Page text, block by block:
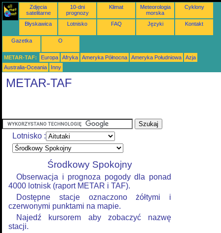
Zdjęcia
satelitarne
10-dni
prognozy
Klimat
Meteorologia
morska
Cyklony
Błyskawica Lotnisko FAQ Języki Kontakt
Gazetka O
METAR-TAF: Europa Afryka Ameryka Północna Ameryka Południowa
Azja
Australia-Oceania
Inny
METAR-TAF
Lotnisko :
Środkowy Spokojny
Obserwacja i prognoza pogody dla ponad
4000 lotnisk (raport METAR i TAF).
Dostępne stacje oznaczono żółtymi i
czerwonymi punktami na mapie.
Najedź kursorem aby zobaczyć nazwę
stacji.